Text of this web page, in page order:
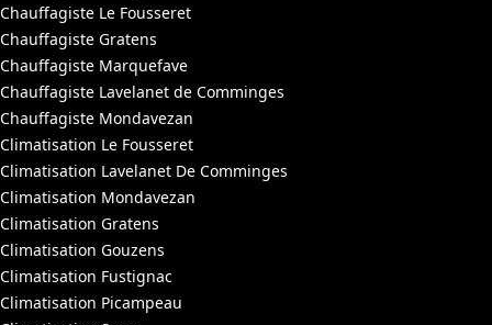
Chauffagiste Le Fousseret
Chauffagiste Gratens
Chauffagiste Marquefave
Chauffagiste Lavelanet de Comminges
Chauffagiste Mondavezan
Climatisation Le Fousseret
Climatisation Lavelanet De Comminges
Climatisation Mondavezan
Climatisation Gratens
Climatisation Gouzens
Climatisation Fustignac
Climatisation Picampeau